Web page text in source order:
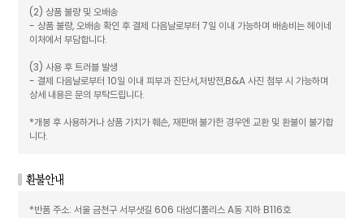
(2) 상품 불량 및 오배송
- 상품 불량, 오배송 확인 후 결제 다음날로부터 7일 이내 가능하며 배송비는 헤이네
이처에서 부담합니다.
(3) 사용 후 트러블 발생
- 결제 다음날로부터 10일 이내 피부과 진단서,처방전,B&A 사진 첨부 시 가능하며
상세 내용은 문의 부탁드립니다.
*개봉 후 사용하거나 상품 가치가 훼손, 재판매 불가한 경우엔 교환 및 환불이 불가합
니다.
*반품 주소: 서울 금천구 서부샛길 606 대성디폴리스 A동 지하 B116호